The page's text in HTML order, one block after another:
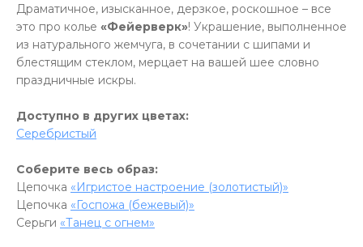
Драматичное, изысканное, дерзкое, роскошное – все
это про колье «Фейерверк»! Украшение, выполненное
из натурального жемчуга, в сочетании с шипами и
блестящим стеклом, мерцает на вашей шее словно
праздничные искры.
Доступно в других цветах:
Серебристый
Соберите весь образ:
Цепочка «Игристое настроение (золотистый)»
Цепочка «Госпожа (бежевый)»
Серьги «Танец с огнем»